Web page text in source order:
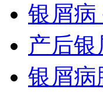
银屑病
产后
银屑病